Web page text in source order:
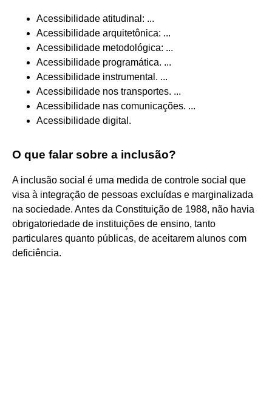
Acessibilidade atitudinal: ...
Acessibilidade arquitetônica: ...
Acessibilidade metodológica: ...
Acessibilidade programática. ...
Acessibilidade instrumental. ...
Acessibilidade nos transportes. ...
Acessibilidade nas comunicações. ...
Acessibilidade digital.
O que falar sobre a inclusão?
A inclusão social é uma medida de controle social que
visa à integração de pessoas excluídas e marginalizada
na sociedade. Antes da Constituição de 1988, não havia
obrigatoriedade de instituições de ensino, tanto
particulares quanto públicas, de aceitarem alunos com
deficiência.